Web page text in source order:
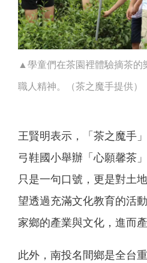
▲學童們在茶園裡體驗摘茶的
職人精神。（茶之魔手提供）
王賢明表示，「茶之魔手
弓鞋國小舉辦「心願馨茶
只是一句口號，更是對土
望透過充滿文化教育的活
家鄉的產業與文化，進而
此外，南投名間鄉是全台